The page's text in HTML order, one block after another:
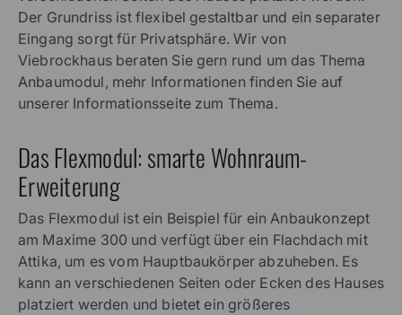
Der Grundriss ist flexibel gestaltbar und ein separater
Eingang sorgt für Privatsphäre. Wir von
Viebrockhaus beraten Sie gern rund um das Thema
Anbaumodul, mehr Informationen finden Sie auf
unserer Informationsseite zum Thema.
Das Flexmodul: smarte Wohnraum-
Erweiterung
Das Flexmodul ist ein Beispiel für ein Anbaukonzept
am Maxime 300 und verfügt über ein Flachdach mit
Attika, um es vom Hauptbaukörper abzuheben. Es
kann an verschiedenen Seiten oder Ecken des Hauses
platziert werden und bietet ein größeres